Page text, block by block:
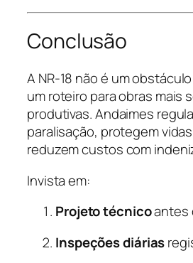
Conclusão
A NR-18 não é um
um roteiro para obras mais
produtivas. Andaimes
paralisação, protegem
reduzem custos com
Invista em:
Projeto técnicoantes
Inspeções diárias